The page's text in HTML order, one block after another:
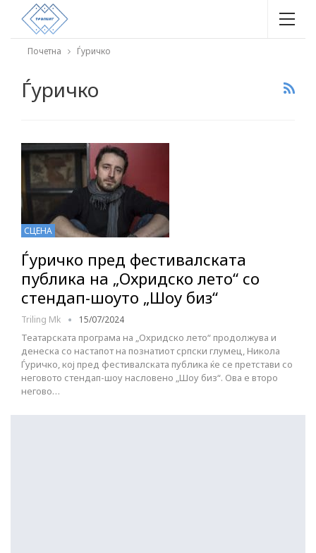
Почетна Ѓуричко
Ѓуричко
СЦЕНА
Ѓуричко пред фестивалската
публика на „Охридско лето“ со
стендап-шоуто „Шоу биз“
Triling Mk 15/07/2024
Театарската програма на „Охридско лето“ продолжува и
денеска со настапот на познатиот српски глумец, Никола
Ѓуричко, кој пред фестивалската публика ќе се претстави со
неговото стендап-шоу насловено „Шоу биз“. Ова е второ
негово…